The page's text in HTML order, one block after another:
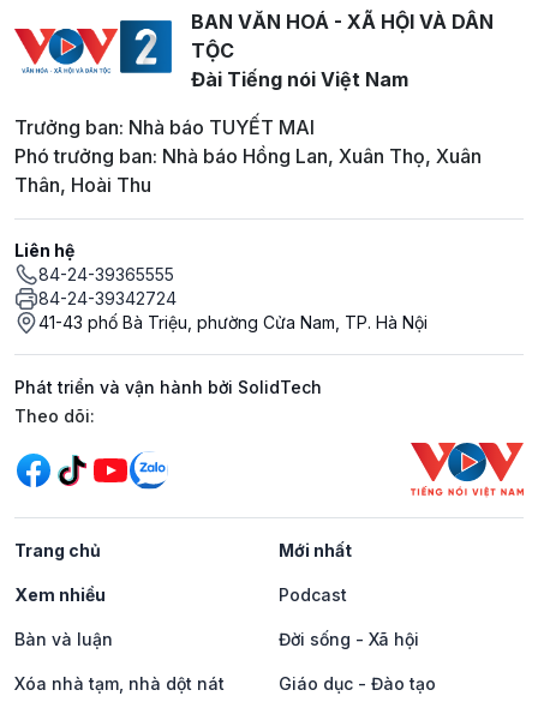
BAN VĂN HOÁ - XÃ HỘI VÀ DÂN
TỘC
Đài Tiếng nói Việt Nam
Trưởng ban: Nhà báo TUYẾT MAI
Phó trưởng ban: Nhà báo Hồng Lan, Xuân Thọ, Xuân
Thân, Hoài Thu
Liên hệ
84-24-39365555
84-24-39342724
41-43 phố Bà Triệu, phường Cửa Nam, TP. Hà Nội
Phát triển và vận hành bởi SolidTech
Mạng xã hội
Theo dõi:
Trang chủ Mới nhất
Xem nhiều Podcast
Bàn và luận Đời sống - Xã hội
Xóa nhà tạm, nhà dột nát Giáo dục - Đào tạo